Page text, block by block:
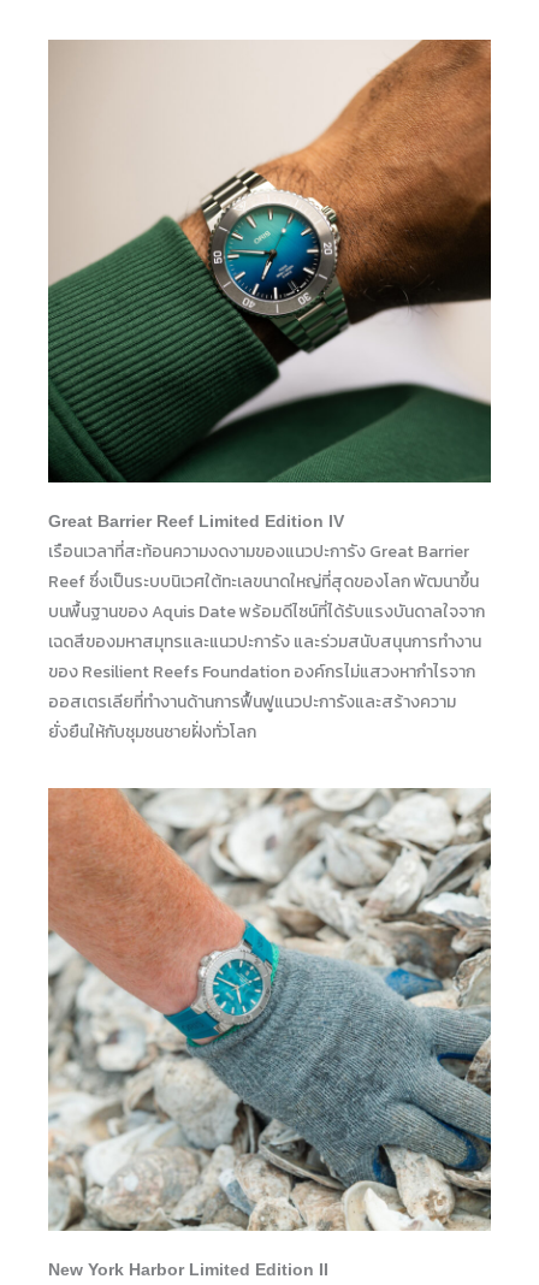
Great Barrier Reef Limited Edition IV
เรือนเวลาที่สะท้อนความงดงามของแนวปะการัง Great Barrier
Reef ซึ่งเป็นระบบนิเวศใต้ทะเลขนาดใหญ่ที่สุดของโลก พัฒนาขึ้น
บนพื้นฐานของ Aquis Date พร้อมดีไซน์ที่ได้รับแรงบันดาลใจจาก
เฉดสีของมหาสมุทรและแนวปะการัง และร่วมสนับสนุนการทำงาน
ของ Resilient Reefs Foundation องค์กรไม่แสวงหากำไรจาก
ออสเตรเลียที่ทำงานด้านการฟื้นฟูแนวปะการังและสร้างความ
ยั่งยืนให้กับชุมชนชายฝั่งทั่วโลก
New York Harbor Limited Edition II